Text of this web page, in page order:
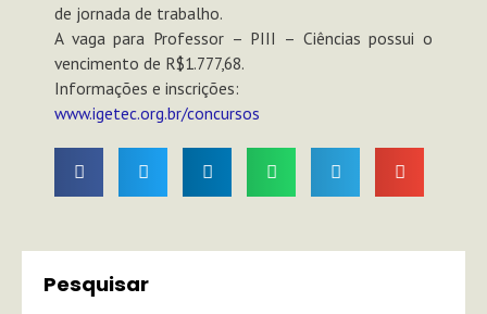
de jornada de trabalho.
A vaga para Professor – PIII – Ciências possui o
vencimento de R$1.777,68.
Informações e inscrições:
www.igetec.org.br/concursos
Pesquisar